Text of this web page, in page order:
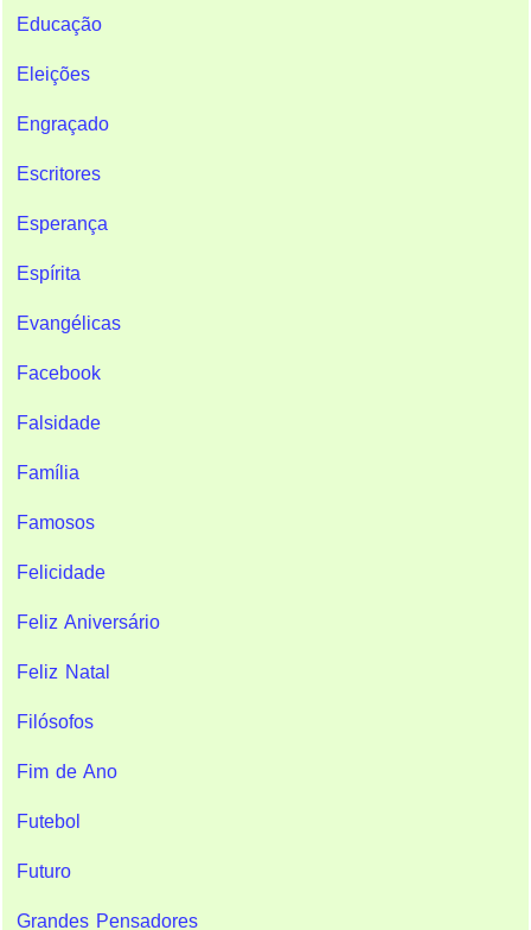
Educação
Eleições
Engraçado
Escritores
Esperança
Espírita
Evangélicas
Facebook
Falsidade
Família
Famosos
Felicidade
Feliz Aniversário
Feliz Natal
Filósofos
Fim de Ano
Futebol
Futuro
Grandes Pensadores